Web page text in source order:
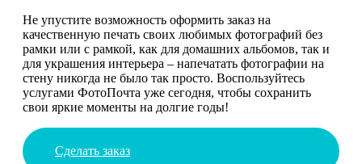
Не упустите возможность оформить заказ на
качественную печать своих любимых фотографий без
рамки или с рамкой, как для домашних альбомов, так и
для украшения интерьера – напечатать фотографии на
стену никогда не было так просто. Воспользуйтесь
услугами ФотоПочта уже сегодня, чтобы сохранить
свои яркие моменты на долгие годы!
Сделать заказ